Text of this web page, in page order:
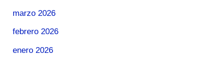
marzo 2026
febrero 2026
enero 2026